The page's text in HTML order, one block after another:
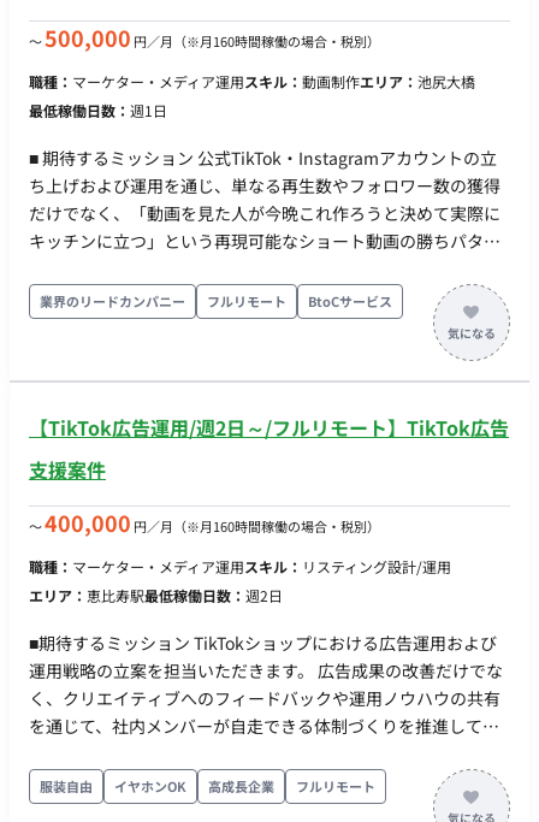
出社想定）
〜500,000 円／月 （※月160時間稼働の場合・税別）
職種： マーケター・メディア運用スキル： 動画制作エリア： 池尻大橋
最低稼働日数： 週1日
■ 期待するミッション 公式TikTok・Instagramアカウントの立
ち上げおよび運用を通じ、単なる再生数やフォロワー数の獲得
だけでなく、「動画を見た人が今晩これ作ろうと決めて実際に
キッチンに立つ」という再現可能なショート動画の勝ちパター
推進していただくことを期待しています。 ■ 業務内容 ・ショー
ト動画（TikTok・Instagramリール）の企画・撮影 ・編集・投
稿までを一気通貫で実行（月8本〜） ・TikTokおよびInstagram
リールの両面に最適化した二次配信調整（音源、キャプショ
証運用および振りかえり ・成功事例の言語化および再現可能な
企画テンプレートへの落とし込み ■ 働き方 ・ 稼働量：週1～3日
モート ・ フレックス稼働：可能 ■エントリー時の記載事項（必
間/月〇時間など） ・実際の調理動画や画像、アカウント運用実
績など記載のポートフォリオの添付
業界のリードカンパニー フルリモート BtoCサービス
【TikTok広告運用/週2日～/フルリモート】TikTok広告
支援案件
〜400,000 円／月 （※月160時間稼働の場合・税別）
職種： マーケター・メディア運用スキル： リスティング設計/運用
エリア： 恵比寿駅最低稼働日数： 週2日
■期待するミッション TikTokショップにおける広告運用および
運用戦略の立案を担当いただきます。 広告成果の改善だけでな
く、クリエイティブへのフィードバックや運用ノウハウの共有
を通じて、社内メンバーが自走できる体制づくりを推進してい
広告運用】 ・広告配信設計 ・広告運用および効果分析 ・CPA、
CVRなどの数値改善施策立案 【クリエイティブ改善提案】 ・広
服装自由 イヤホンOK 高成長企業 フルリモート